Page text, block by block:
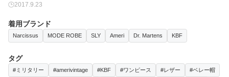
2017.9.23
着用ブランド
Narcissus MODE ROBE SLY Ameri Dr. Martens KBF
タグ
#ミリタリー #amerivintage #KBF #ワンピース #レザー #ベレー帽